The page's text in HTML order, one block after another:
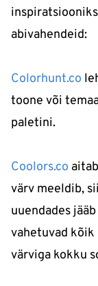
abivahendeid:
Colorhunt.co
toone või
paletini.
Coolors.co
värv meeldib,
uuendades
vahetuvad kõik
värviga kokku